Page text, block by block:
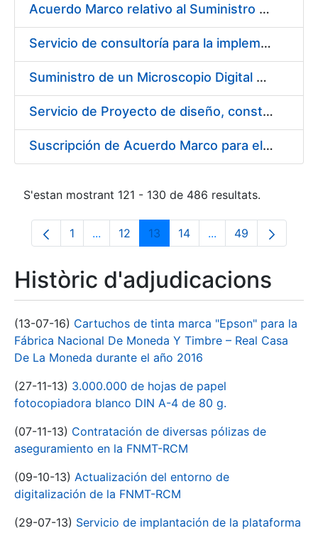
Acuerdo Marco relativo al Suministro de Informáticos 2019
Servicio de consultoría para la implementación de un Proceso Automatizado de Preparación de Expedientes de Compras
Suministro de un Microscopio Digital Automático
Servicio de Proyecto de diseño, construcción, montaje, desmontaje y transporte de stands durante 2019
Suscripción de Acuerdo Marco para el Suministro de Sillería Ergonómica para la FNMT-RCM
S'estan mostrant 121 - 130 de 486 resultats.
Pàgina
1 ...Pàgines intermèdies Utilitzeu TAB per
Pàgina
12 Pàgina
13 Pàgina
14 ...PàginesPàgina
49
Històric d'adjudicacions
(13-07-16) Cartuchos de tinta marca "Epson" para la
Fábrica Nacional De Moneda Y Timbre – Real Casa
De La Moneda durante el año 2016
(27-11-13) 3.000.000 de hojas de papel
fotocopiadora blanco DIN A-4 de 80 g.
(07-11-13) Contratación de diversas pólizas de
aseguramiento en la FNMT-RCM
(09-10-13) Actualización del entorno de
digitalización de la FNMT-RCM
(29-07-13) Servicio de implantación de la plataforma